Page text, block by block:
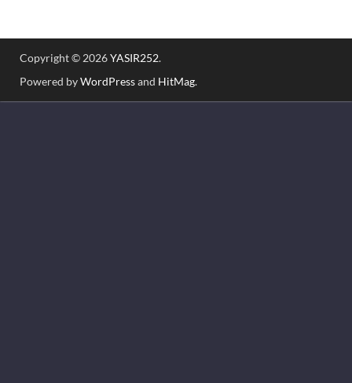
Copyright © 2026YASIR252.
Powered byWordPressand HitMag.